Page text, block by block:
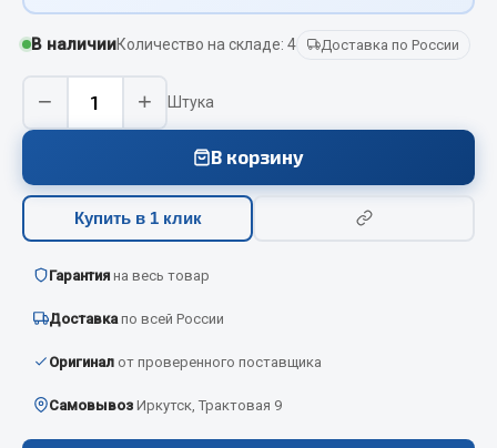
Аптечки и знаки автомобильные
Брызговики
Вентиляторы кабины
В наличииКоличество на складе: 4 Доставка по России
− + Штука
В корзину
Купить в 1 клик
Гарантия на весь товар
Доставка по всей России
Оригинал от проверенного поставщика
Самовывоз Иркутск, Трактовая 9